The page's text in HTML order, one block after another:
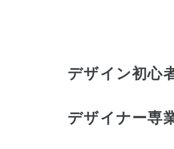
デザイン初心
デザイナー専